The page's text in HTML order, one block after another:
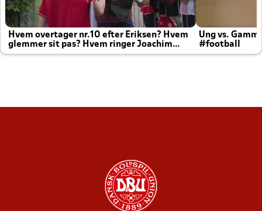
Hvem overtager nr.10 efter Eriksen? Hvem
glemmer sit pas? Hvem ringer Joachim
altid til efter kampe?
Ung vs.
#football